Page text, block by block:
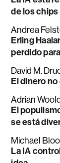
de los
Andrea
Erling
perdido
David M.
El dinero
Adrian
El
se está
Michael
La IA